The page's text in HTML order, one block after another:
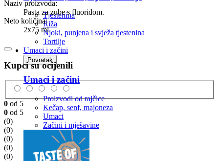
Tjestenina
Riža
Njoki, punjena i svježa tjestenina
Tortilje
Umaci i začini
Povratak
Umaci i začini
Proizvodi od rajčice
Kečap, senf, majoneza
Umaci
Začini i mješavine
Naziv proizvoda:
Pasta za zube s fluoridom.
Neto količina:
2x75 ml
Kupci su ocijenili
0 od 5
0 od 5
(0)
(0)
(0)
(0)
(0)